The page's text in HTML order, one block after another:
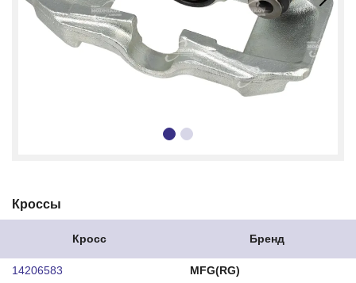
Кроссы
Кросс Бренд
14206583
MFG(RG)